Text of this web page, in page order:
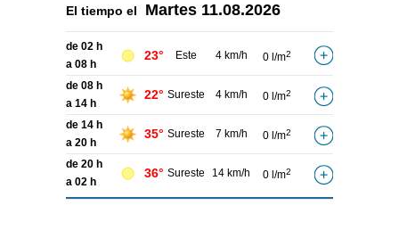
El tiempo el Martes 11.08.2026
de 02 h
a 08 h
23° Este 4 km/h 0 l/m2
de 08 h
a 14 h
22° Sureste 4 km/h 0 l/m2
de 14 h
a 20 h
35° Sureste 7 km/h 0 l/m2
de 20 h
a 02 h
36° Sureste 14 km/h 0 l/m2